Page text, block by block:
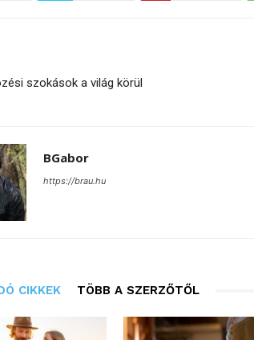
szokások a világ körül
BGabor
https://brau.hu
CIKKEK TÖBB A SZERZŐTŐL